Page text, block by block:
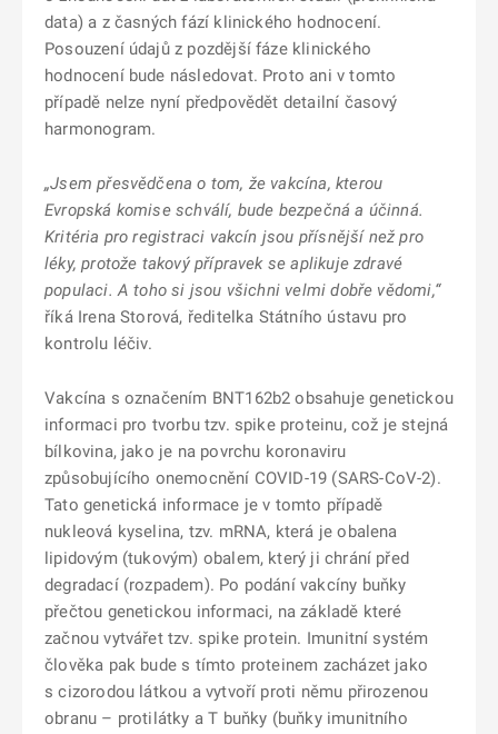
data) a z časných fází klinického hodnocení.
Posouzení údajů z pozdější fáze klinického
hodnocení bude následovat. Proto ani v tomto
případě nelze nyní předpovědět detailní časový
harmonogram.
„Jsem přesvědčena o tom, že vakcína, kterou
Evropská komise schválí, bude bezpečná a účinná.
Kritéria pro registraci vakcín jsou přísnější než pro
léky, protože takový přípravek se aplikuje zdravé
populaci. A toho si jsou všichni velmi dobře vědomi,“
říká Irena Storová, ředitelka Státního ústavu pro
kontrolu léčiv.
Vakcína s označením BNT162b2 obsahuje genetickou
informaci pro tvorbu tzv. spike proteinu, což je stejná
bílkovina, jako je na povrchu koronaviru
způsobujícího onemocnění COVID-19 (SARS-CoV-2).
Tato genetická informace je v tomto případě
nukleová kyselina, tzv. mRNA, která je obalena
lipidovým (tukovým) obalem, který ji chrání před
degradací (rozpadem). Po podání vakcíny buňky
přečtou genetickou informaci, na základě které
začnou vytvářet tzv. spike protein. Imunitní systém
člověka pak bude s tímto proteinem zacházet jako
s cizorodou látkou a vytvoří proti němu přirozenou
obranu – protilátky a T buňky (buňky imunitního